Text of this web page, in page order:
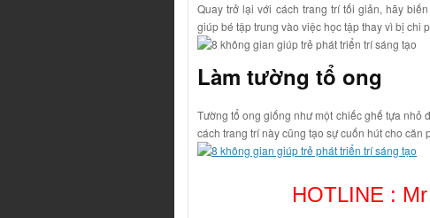
Quay trở lại với cách trang trí tối giản, hãy
giúp bé tập trung vào việc học tập thay vì bị chi
Làm tường tổ ong
Tường tổ ong giống như một chiếc ghế tựa nhỏ
cách trang trí này cũng tạo sự cuốn hút cho
HOTLINE :